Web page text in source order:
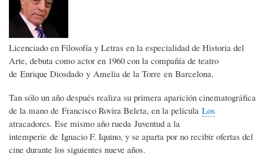
Licenciado en Filosofía y Letras en la especialidad de Historia del
Arte, debuta como actor en 1960 con la compañía de teatro
de Enrique Diosdado y Amelia de la Torre en Barcelona.
Tan sólo un año después realiza su primera aparición cinematográfica
de la mano de Francisco Rovira Beleta, en la película Los
atracadores. Ese mismo año rueda Juventud a la
intemperie de Ignacio F. Iquino, y se aparta por no recibir ofertas del
cine durante los siguientes nueve años.